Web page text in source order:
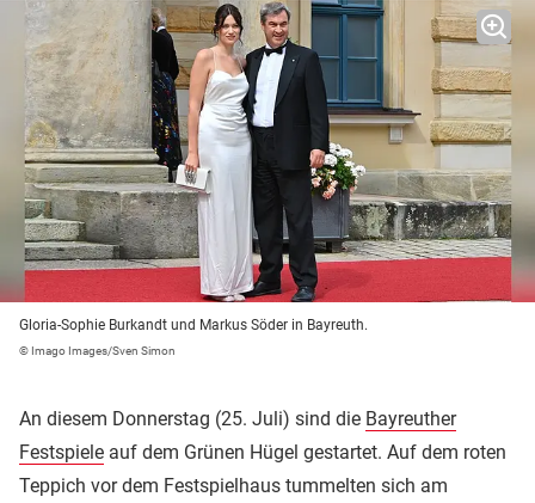
Gloria-Sophie Burkandt und Markus Söder in Bayreuth.
© Imago Images/Sven Simon
An diesem Donnerstag (25. Juli) sind die Bayreuther
Festspiele auf dem Grünen Hügel gestartet. Auf dem roten
Teppich vor dem Festspielhaus tummelten sich am